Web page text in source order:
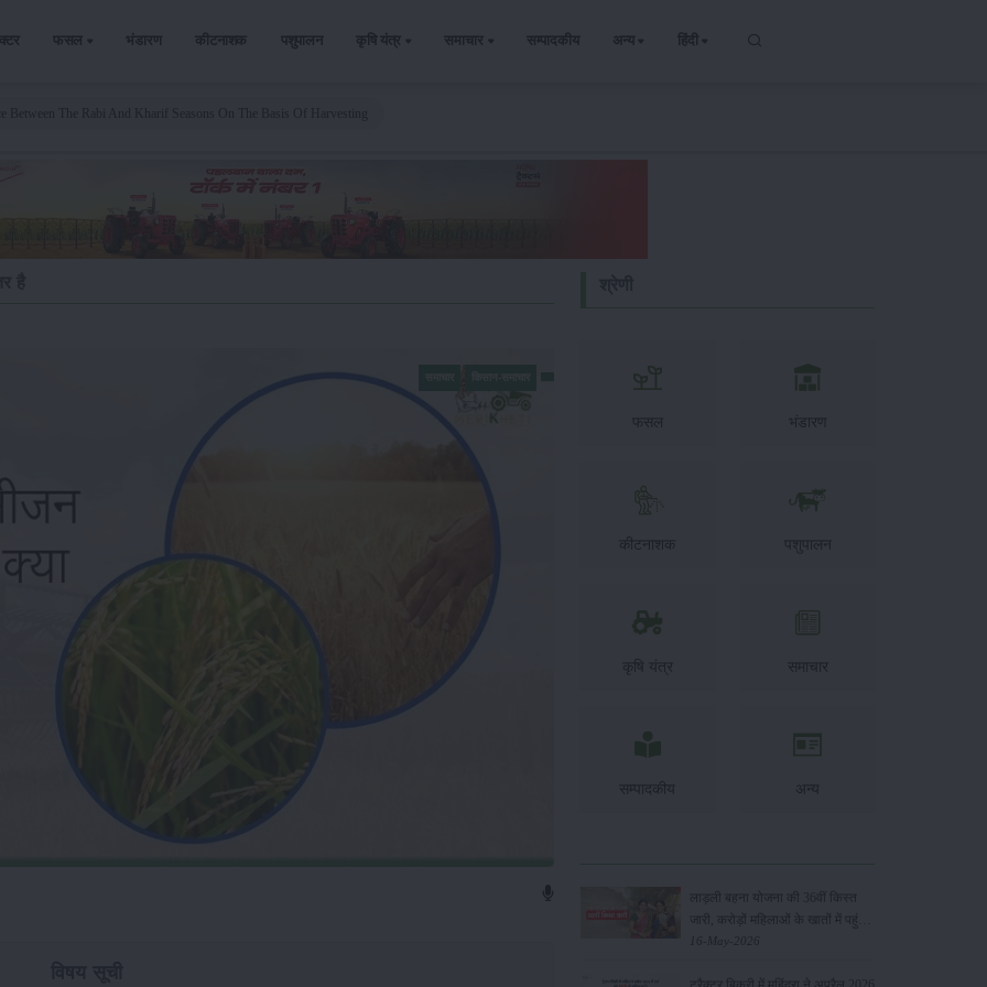
फसल भंडारण कीटनाशक पशुपालन कृषि यंत्र समाचार सम्पादकीय अन्य हिंदी
फसल भंडारण
कीटनाशक पशुपालन
कृषि यंत्र समाचार
सम्पादकीय अन्य
लाड़ली बहना योजना की 36वीं किस्त
जारी, करोड़ों महिलाओं के खातों में पहुंचे
1500 रुपये
16-May-2026